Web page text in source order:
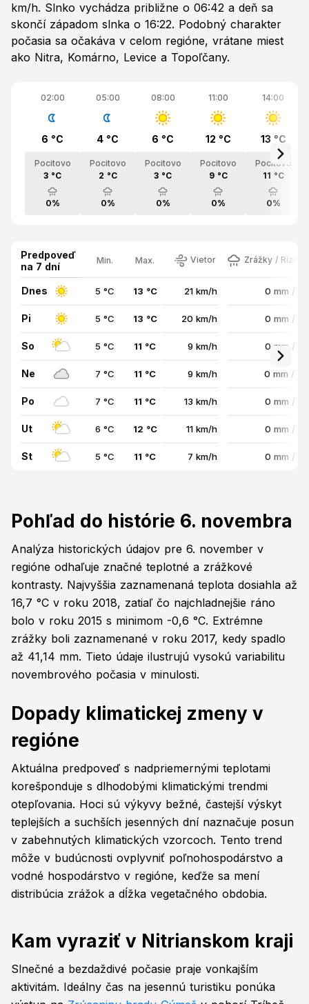
km/h. Slnko vychádza približne o 06:42 a deň sa
skončí západom slnka o 16:22. Podobný charakter
počasia sa očakáva v celom regióne, vrátane miest
ako Nitra, Komárno, Levice a Topoľčany.
02:00
6 °C
Pocitovo
3 °C
0%
05:00
4 °C
Pocitovo
2 °C
0%
08:00
6 °C
Pocitovo
3 °C
0%
11:00
12 °C
Pocitovo
9 °C
0%
14:00
13 °C
Pocitovo
11 °C
0%
Predpoveď
na 7 dní
Min. Max. Vietor Zrážky / Riziko
Dnes 5 °C 13 °C 21 km/h 0 mm /
Pi 5 °C 13 °C 20 km/h 0 mm /
So 5 °C 11 °C 9 km/h 0 mm /
Ne 7 °C 11 °C 9 km/h 0 mm /
Po 7 °C 11 °C 13 km/h 0 mm /
Ut 6 °C 12 °C 11 km/h 0 mm /
St 5 °C 11 °C 7 km/h 0 mm /
Pohľad do histórie 6. novembra
Analýza historických údajov pre 6. november v
regióne odhaľuje značné teplotné a zrážkové
kontrasty. Najvyššia zaznamenaná teplota dosiahla až
16,7 °C v roku 2018, zatiaľ čo najchladnejšie ráno
bolo v roku 2015 s minimom -0,6 °C. Extrémne
zrážky boli zaznamenané v roku 2017, kedy spadlo
až 41,14 mm. Tieto údaje ilustrujú vysokú variabilitu
novembrového počasia v minulosti.
Dopady klimatickej zmeny v
regióne
Aktuálna predpoveď s nadpriemernými teplotami
korešponduje s dlhodobými klimatickými trendmi
otepľovania. Hoci sú výkyvy bežné, častejší výskyt
teplejších a suchších jesenných dní naznačuje posun
v zabehnutých klimatických vzorcoch. Tento trend
môže v budúcnosti ovplyvniť poľnohospodárstvo a
vodné hospodárstvo v regióne, keďže sa mení
distribúcia zrážok a dĺžka vegetačného obdobia.
Kam vyraziť v Nitrianskom kraji
Slnečné a bezdaždivé počasie praje vonkajším
aktivitám. Ideálny čas na jesennú turistiku ponúka